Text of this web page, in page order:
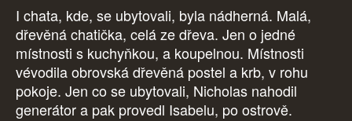
I chata, kde, se ubytovali, byla nádherná. Malá,
dřevěná chatička, celá ze dřeva. Jen o jedné
místnosti s kuchyňkou, a koupelnou. Místnosti
vévodila obrovská dřevěná postel a krb, v rohu
pokoje. Jen co se ubytovali, Nicholas nahodil
generátor a pak provedl Isabelu, po ostrově.